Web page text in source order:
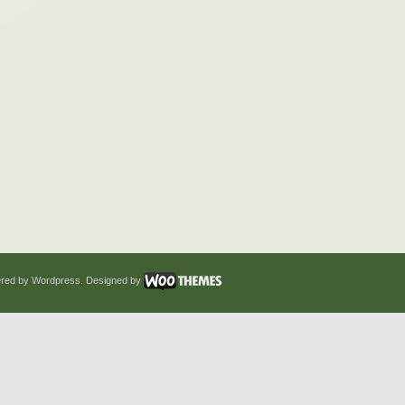
by Wordpress. Designed by